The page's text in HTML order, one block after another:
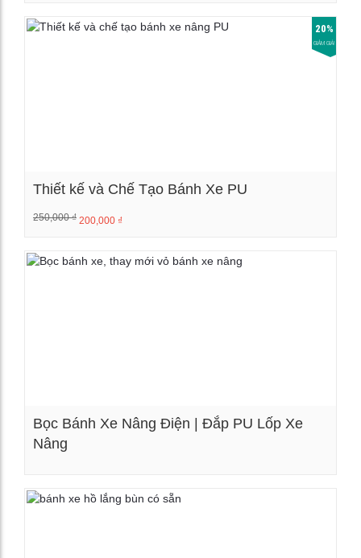
20%
GIẢM GIÁ!
Thiết kế và Chế Tạo Bánh Xe PU
250,000₫ 200,000 ₫
Bọc Bánh Xe Nâng Điện | Đắp PU Lốp Xe
Nâng